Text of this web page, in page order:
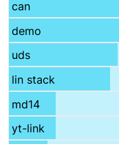
can
demo
uds
lin stack
md14
yt-link